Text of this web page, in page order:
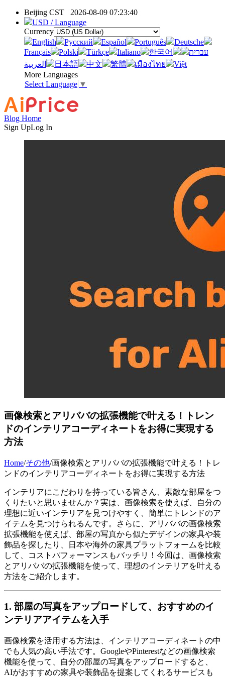
Beijing CST 2026-08-09 07:23:40
USD / Language
Currency
English
Pусский Español Português
Deutsche
Français
Polski Türkçe Italiano 한국어
עברית
العربية
日本語 中文 繁體 เมืองไทย
Việt
More Languages
Select Language ▼
Blog Home
Sign UpLog In
画像検索とアリババの拡張機能で叶える！トレン
ドのインテリアコーディネートをお得に実現する
方法
Home/その他/画像検索とアリババの拡張機能で叶える！トレ
ンドのインテリアコーディネートをお得に実現する方法
インテリアにこだわりを持っている皆さん、素敵な部屋をつ
くりたいと思いませんか？実は、画像検索を使えば、自分の
理想に近いインテリアを見つけやすく、簡単にトレンドのア
イテムを見つけられるんです。さらに、アリババの画像検索
拡張機能を使えば、部屋の写真から似たデザインの家具や装
飾品を探したり、日本や海外の家具プラットフォームを比較
して、コストパフォーマンスもバッチリ！今回は、画像検索
とアリババの拡張機能を使って、理想のインテリアを叶える
方法をご紹介します。
1. 部屋の写真をアップロードして、おすすめのイ
ンテリアアイテムを入手
画像検索を活用する方法は、インテリアコーディネートの中
でも人気の高い手法です。GoogleやPinterestなどの画像検索
機能を使って、自分の部屋の写真をアップロードすると、
AIがおすすめの家具や装飾品を提案してくれるサービスも